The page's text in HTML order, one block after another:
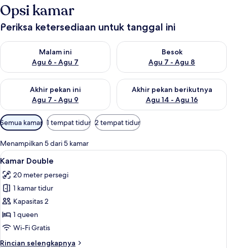
Opsi kamar
Periksa ketersediaan untuk tanggal ini
Malam ini
Agu 6 - Agu 7
Periksa ketersediaan untuk malam ini Agu 6 - Agu 7
Besok
Agu 7 - Agu 8
Periksa ketersediaan untuk
Akhir pekan ini
Agu 7 - Agu 9
Periksa ketersediaan untuk akhir pekan ini Agu 7 - Agu 9
Akhir pekan berikutnya
Agu 14 - Agu 16
Periksa ketersediaan untuk
Filter
tersedia
untuk
kamar
Semua kamar 1 tempat tidur 2 tempat tidur
Menampilkan 5 dari 5 kamar
Lihat
semua
foto
untuk
Kamar
Double
Minibar, brankas, meja kerja, dan
4
Kamar Double
20 meter persegi
1 kamar tidur
Kapasitas 2
1 queen
Wi-Fi Gratis
Rincian selengkapnya
Rincian